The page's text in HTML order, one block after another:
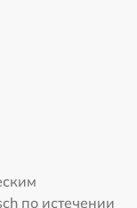
по истечении